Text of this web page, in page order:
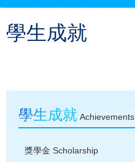
學生成就
學生成就 Achievements
獎學金 Scholarship